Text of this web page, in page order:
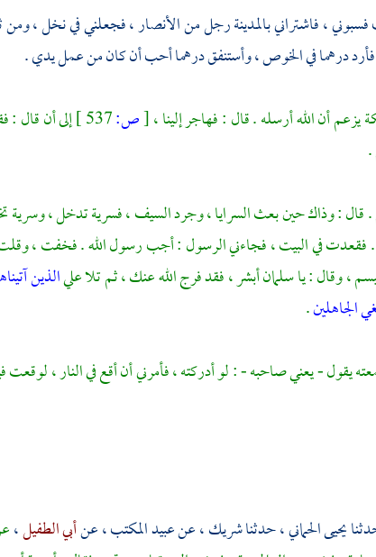
، فاشترانيبالمدينةرجل منالأنصار، فجعلني في نخل ،
فأرد درهما في الخوص ، وأستنفق درهما أحب أن كان من عمل يدي .
يزعم أن الله أرسله . قال : فهاجر إلينا ،[ص: إلى أن قال :
.
. قال : وذاك حين بعث السرايا ، وجرد السيف ، فسرية تدخل ،
فقعدت في البيت ، فجاءني الرسول : أجب رسول الله . فخفت ،
، وقال : ياسلمانأبشر ، فقد فرج الله عنك ، ثم تلا عليالذين
الجاهلين.
- يعني صاحبه - : لو أدركته ، فأمرني أن أقع في النار ، لوقعت
يحيى الحماني، حدثناشريك، عنعبيد المكتب، عنأبي الطفيل،